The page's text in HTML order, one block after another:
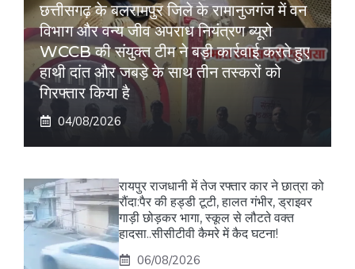
छत्तीसगढ़ के बलरामपुर जिले के रामानुजगंज में वन
विभाग और वन्य जीव अपराध नियंत्रण ब्यूरो
WCCB की संयुक्त टीम ने बड़ी कार्रवाई करते हुए
हाथी दांत और जबड़े के साथ तीन तस्करों को
गिरफ्तार किया है
04/08/2026
रायपुर राजधानी में तेज रफ्तार कार ने छात्रा को
रौंदा:पैर की हड्डी टूटी, हालत गंभीर, ड्राइवर
गाड़ी छोड़कर भागा, स्कूल से लौटते वक्त
हादसा..सीसीटीवी कैमरे में कैद घटना!
06/08/2026